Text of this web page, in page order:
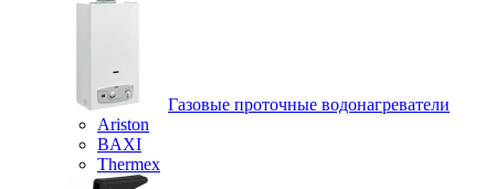
Газовые проточные водонагреватели
Ariston
BAXI
Thermex